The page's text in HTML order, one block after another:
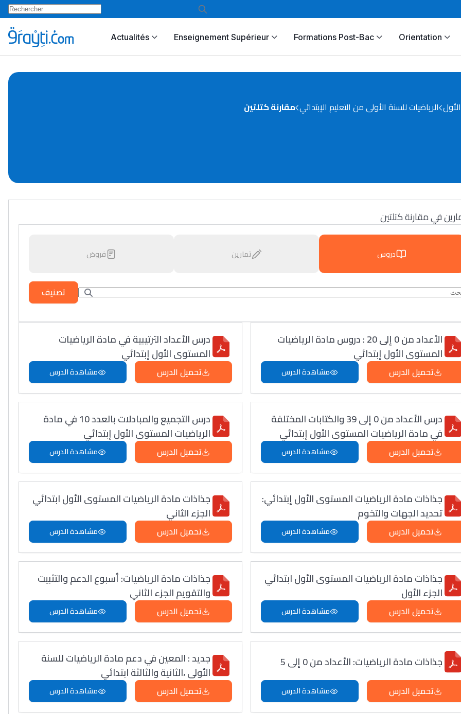
Actualités Enseignement Supérieur Formations Post-Bac Orientation
الرياضيات للسنة الأولى من التعليم الإبتدائي مقارنة كتلتين
في مقارنة كتلتين
دروس تمارين فروض
تصنيف
الأعداد من 0 إلى 20 : دروس مادة الرياضيات
المستوى الأول إبتدائي
تحميل الدرس مشاهدة الدرس
درس الأعداد الترتيبية في مادة الرياضيات
المستوى الأول إبتدائي
تحميل الدرس مشاهدة الدرس
درس الأعداد من 0 إلى 39 والكتابات المختلفة
في مادة الرياضيات المستوى الأول إبتدائي
تحميل الدرس مشاهدة الدرس
درس التجميع والمبادلات بالعدد 10 في مادة
الرياضيات المستوى الأول إبتدائي
تحميل الدرس مشاهدة الدرس
جذاذات مادة الرياضيات المستوى الأول إبتدائي:
تحديد الجهات والتخوم
تحميل الدرس مشاهدة الدرس
جذاذات مادة الرياضيات المستوى الأول ابتدائي
الجزء الثاني
تحميل الدرس مشاهدة الدرس
جذاذات مادة الرياضيات المستوى الأول ابتدائي
الجزء الأول
تحميل الدرس مشاهدة الدرس
جذاذات مادة الرياضيات: أسبوع الدعم والتثبيت
والتقويم الجزء الثاني
تحميل الدرس مشاهدة الدرس
جذاذات مادة الرياضيات: الأعداد من 0 إلى 5
تحميل الدرس مشاهدة الدرس
جديد : المعين في دعم مادة الرياضيات للسنة
الأولى ،الثانية والثالثة ابتدائي
تحميل الدرس مشاهدة الدرس